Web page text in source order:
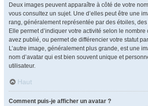
Deux images peuvent apparaître à côté de votre
vous consultez un sujet. Une d’elles peut être une
rang, généralement représentée par des étoiles,
Elle permet d’indiquer votre activité selon le
avez publié, ou permet de différencier votre statut
L’autre image, généralement plus grande, est une
nom d’avatar qui est bien souvent unique et
utilisateur.
Haut
Comment puis-je afficher un avatar ?